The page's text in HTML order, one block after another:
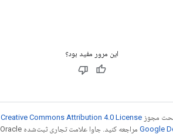
این مرور مفید بود؟
تحت مجوز Creative Commons Attribution 4.0 License